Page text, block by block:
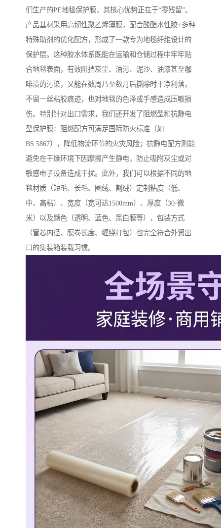
们生产的PE地毯保护膜，其核心优势正在于“零残留”。
产品基材采用高韧性聚乙烯薄膜，配合酸酯水性胶+多种
特殊助剂的优化配方，形成了一款专为地毯纤维设计的
保护层。这种胶水体系既能在运输和仓储过程中牢牢贴
合地毯表面，有效阻挡灰尘、油污、泥沙、油漆甚至咖
啡渍的污染，又能在数周乃至数月后撕除时干净利落，
不留一丝粘胶痕迹，也对地毯的色泽或手感造成压敏损
伤。特别针对出口需求，我们还开发了阻燃型和抗静电
型保护膜：阻燃配方可满足国际防火标准（如
BS 5867），降低物流环节的火灾风险；抗静电配方则能
避免在干燥环境下因摩擦产生静电，防止吸附灰尘或对
敏感电子设备造成干扰。此外，我们可以根据不同的地
毯材质（短毛、长毛、圈绒、割绒）定制粘度（低、
中、高粘）、宽度（宽可达1500mm）、厚度（30-微
米）以及颜色（透明、蓝色、黑白膜等），包装方式
（管芯内径、膜卷长度、缠绕打包）也完全符合外贸出
口的集装箱装载习惯。